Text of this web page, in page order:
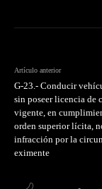
Artículo anterior
G-23.- Conducir
sin poseer licencia de
vigente, en
orden superior lícita,
infracción por la
eximente